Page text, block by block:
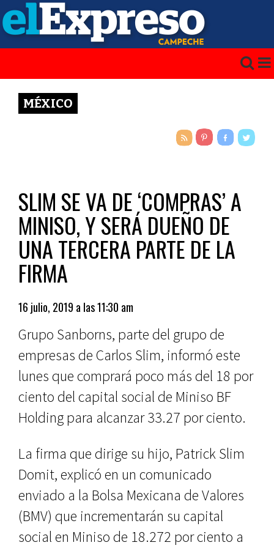
MÉXICO
SLIM SE VA DE ‘COMPRAS’ A
MINISO, Y SERÁ DUEÑO DE
UNA TERCERA PARTE DE LA
FIRMA
16 julio, 2019 a las 11:30 am
Grupo Sanborns, parte del grupo de
empresas de Carlos Slim, informó este
lunes que comprará poco más del 18 por
ciento del capital social de Miniso BF
Holding para alcanzar 33.27 por ciento.
La firma que dirige su hijo, Patrick Slim
Domit, explicó en un comunicado
enviado a la Bolsa Mexicana de Valores
(BMV) que incrementarán su capital
social en Miniso de 18.272 por ciento a